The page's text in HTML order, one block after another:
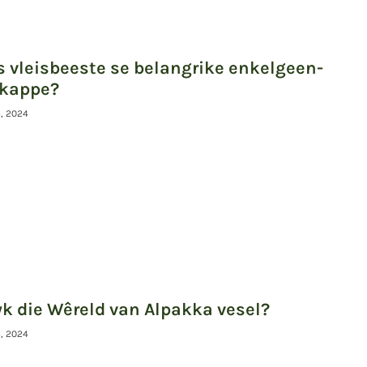
vleisbeeste se belangrike enkelgeen-
2024
die Wêreld van Alpakka vesel?
2024